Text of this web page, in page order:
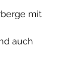
mit
auch